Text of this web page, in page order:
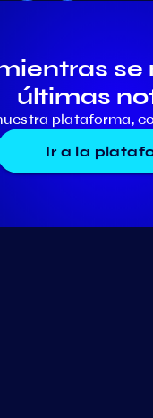
últimas
plataforma,
Ir a la